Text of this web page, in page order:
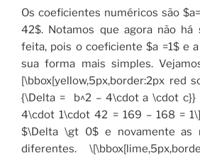
Os coeficientes numéricos são
42$. Notamos que agora não há
feita, pois o coeficiente $a =1$ e
sua forma mais simples.
[\bbox[yellow,5px,border:2px red
{\Delta = b^2 – 4\cdot a \cdot c}}
4\cdot 1\cdot 42 = 169 – 168 =
$\Delta \gt 0$ e novamente as
diferentes.